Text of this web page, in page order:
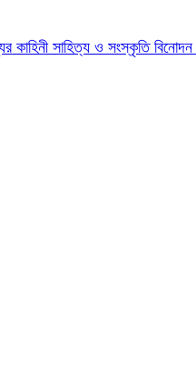
কাহিনী সাহিত্য ও সংস্কৃতি বিনোদন